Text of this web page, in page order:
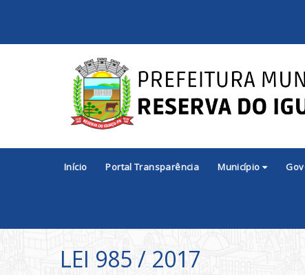
Início Portal Transparência Município
LEI 985 / 2017